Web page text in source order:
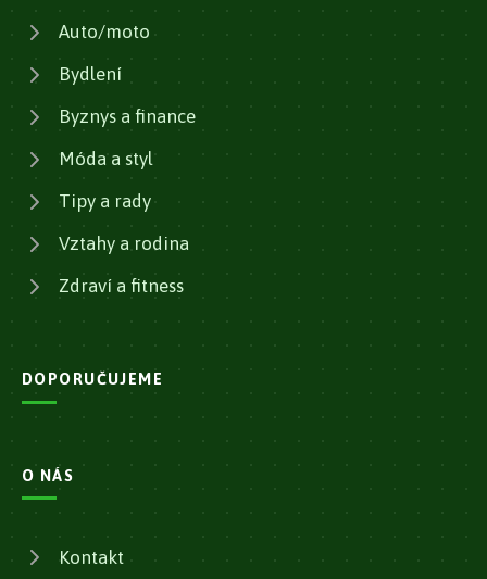
Auto/moto
Bydlení
Byznys a finance
Móda a styl
Tipy a rady
Vztahy a rodina
Zdraví a fitness
DOPORUČUJEME
O NÁS
Kontakt